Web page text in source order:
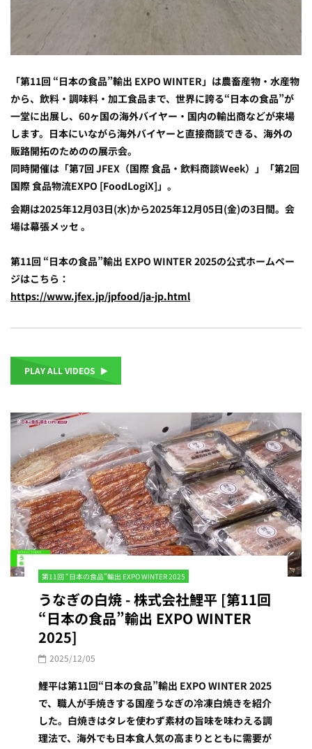
「第11回 “日本の食品”輸出 EXPO WINTER」は農畜産物・水産物
から、飲料・調味料・加工食品まで、世界に誇る“日本の食品”が
一堂に出展し、60ヶ国の海外バイヤー・国内の輸出商などが来場
します。日本にいながら海外バイヤーと直接商談できる、海外の
販路開拓のためのの展示会。
同時開催は「第7回 JFEX（国際 食品・飲料商談Week）」「第2回
国際 食品物流EXPO [FoodLogiX]」。
会期は2025年12月03日(水)から2025年12月05日(金)の3日間。会
場は幕張メッセ 。
第11回 “日本の食品”輸出 EXPO WINTER 2025の公式ホームペー
ジはこちら：
https://www.jfex.jp/jpfood/ja-jp.html
PLAY ALL VIDEOS
第11回 “日本の食品”輸出 EXPO WINTER 2025
うなぎの白焼 - 株式会社鯉平 [第11回
“日本の食品”輸出 EXPO WINTER
2025]
2025/12/05
鯉平は第11回“日本の食品”輸出 EXPO WINTER 2025
で、職人が手焼きする国産うなぎの冷凍白焼きを紹介
した。白焼きはタレを使わず素材の旨味を味わえる調
理法で、海外でも日本食人気の高まりとともに需要が